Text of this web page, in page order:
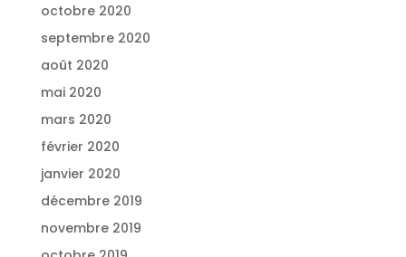
octobre 2020
septembre 2020
août 2020
mai 2020
mars 2020
février 2020
janvier 2020
décembre 2019
novembre 2019